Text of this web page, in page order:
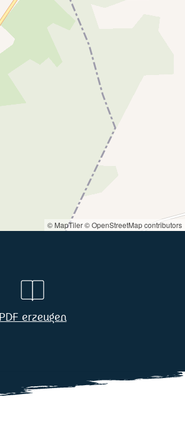
© MapTiler© OpenStreetMap contributors
PDF erzeugen